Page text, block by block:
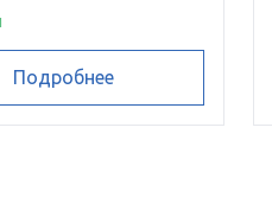
Подробнее